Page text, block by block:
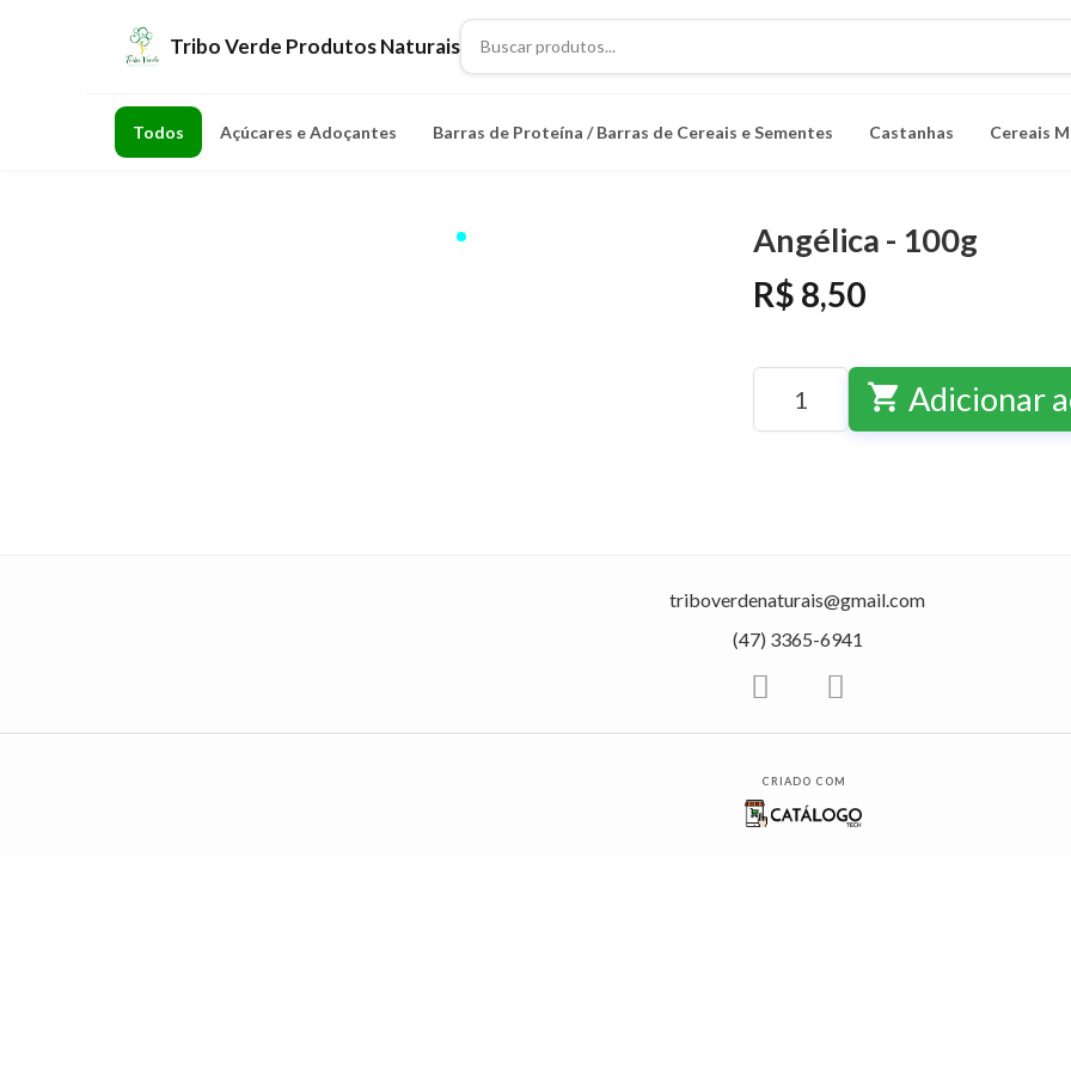
Tribo Verde Produtos Naturais
Todos Açúcares e Adoçantes Barras de Proteína / Barras de Cereais e Sementes Castanhas Cereais
Angélica - 100g
R$ 8,50
shopping_cart Adicionar
triboverdenaturais@gmail.com
(47) 3365-6941
CRIADO COM